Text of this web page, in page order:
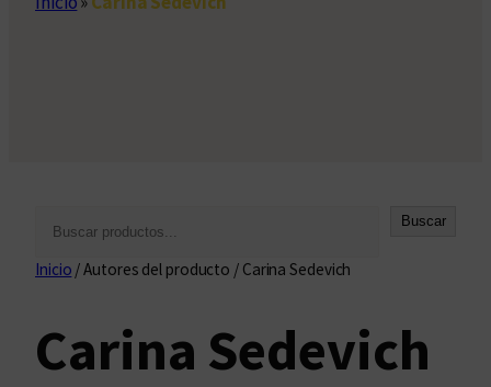
s
r
Buscar
Inicio / Autores del producto / Carina Sedevich
Carina Sedevich